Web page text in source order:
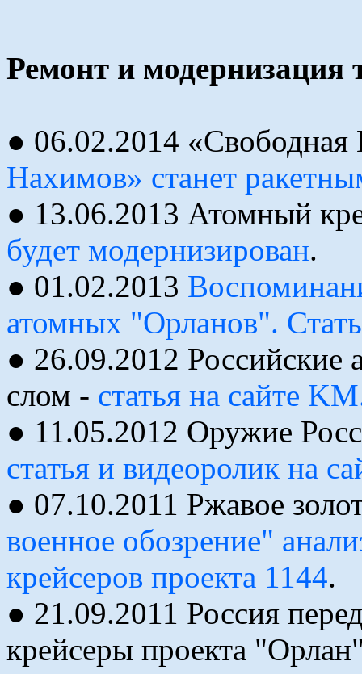
Ремонт и модернизация
● 06.02.2014
Нахимов» станет
● 13.06.2013 Атомный
будет модернизирован.
● 01.02.2013
атомных "Орланов".
● 26.09.2012 Российские
слом - статья на сайте
● 11.05.2012 Оружие
статья и видеоролик на
● 07.10.2011 Ржавое
военное обозрение"
крейсеров проекта 1144.
● 21.09.2011 Россия
крейсеры проекта